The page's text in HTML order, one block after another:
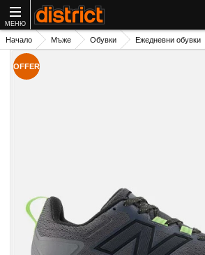
МЕНЮ
Начало Мъже Обувки Ежедневни обувки
OFFER